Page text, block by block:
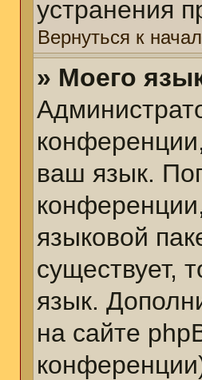
устранения
Вернуться к
» Моего
ваш язык.
языковой
существует,
язык.
на сайте